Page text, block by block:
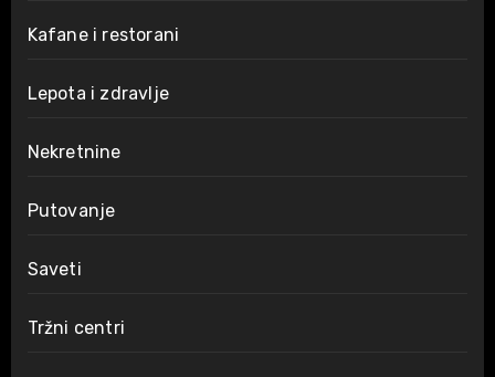
Kafane i restorani
Lepota i zdravlje
Nekretnine
Putovanje
Saveti
Tržni centri